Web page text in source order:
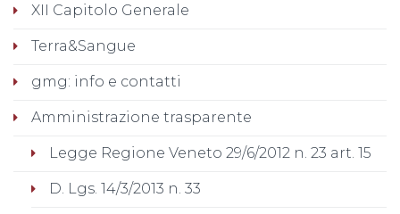
XII Capitolo Generale
Terra&Sangue
gmg: info e contatti
Amministrazione trasparente
Legge Regione Veneto 29/6/2012 n. 23 art. 15
D. Lgs. 14/3/2013 n. 33